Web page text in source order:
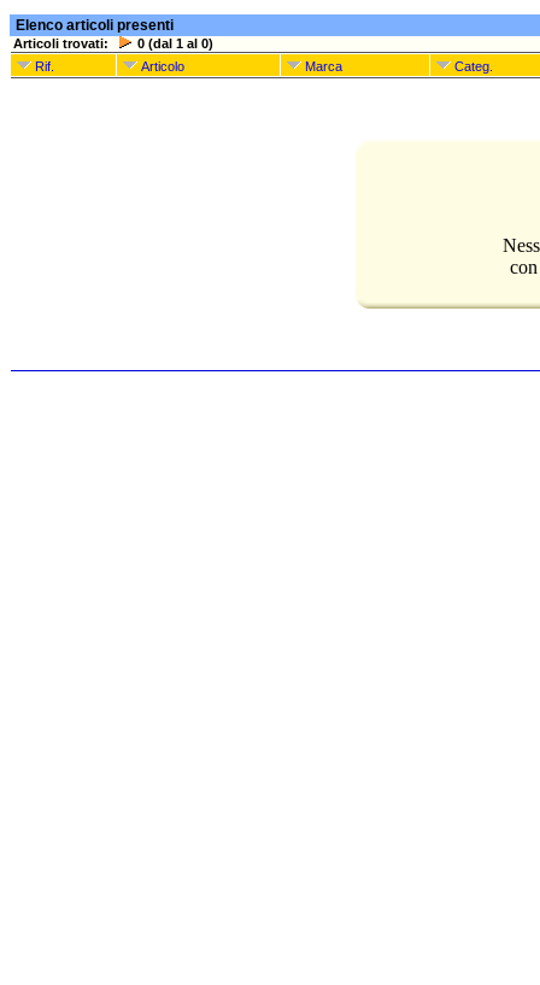
Elenco articoli presenti
Articoli trovati:
0 (dal 1 al 0)
Rif.
Articolo Marca Categ.